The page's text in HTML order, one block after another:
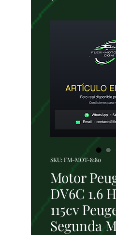
SKU: FM-MOT-8180
Motor
DV6C 1.6
115cv
Segunda